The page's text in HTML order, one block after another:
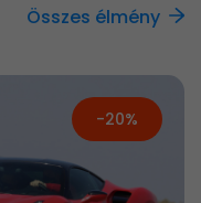
Összes élmény
-20%